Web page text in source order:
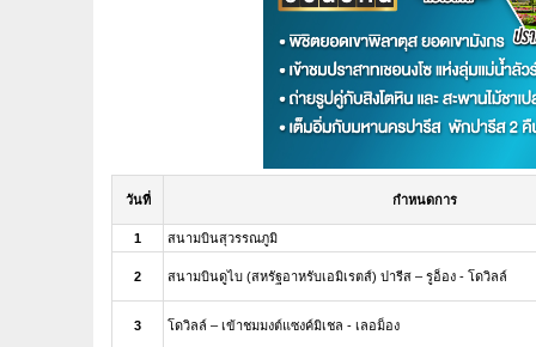
วันที่ กำหนดการ
1 สนามบินสุวรรณภูมิ
2 สนามบินดูไบ (สหรัฐอาหรับเอมิเรตส์) ปารีส – รูอ็อง - โดวิลล์
3 โดวิลล์ – เข้าชมมงต์แซงค์มิเชล - เลอม็อง